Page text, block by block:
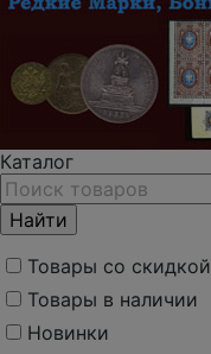
Каталог
Товары со скидкой
Товары в наличии
Новинки